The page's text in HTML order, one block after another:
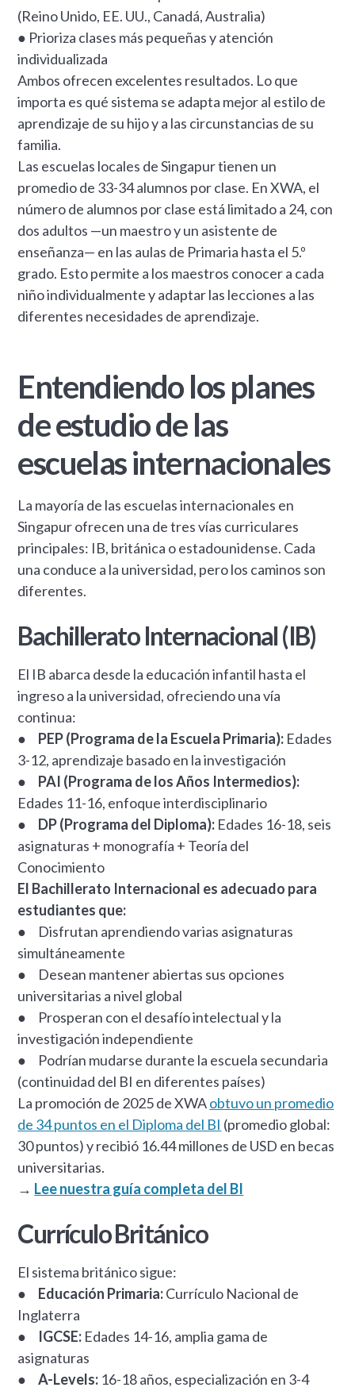
(Reino Unido, EE. UU., Canadá, Australia)
● Prioriza clases más pequeñas y atención
individualizada
Ambos ofrecen excelentes resultados. Lo que
importa es qué sistema se adapta mejor al estilo de
aprendizaje de su hijo y a las circunstancias de su
familia.
Las escuelas locales de Singapur tienen un
promedio de 33-34 alumnos por clase. En XWA, el
número de alumnos por clase está limitado a 24, con
dos adultos —un maestro y un asistente de
enseñanza— en las aulas de Primaria hasta el 5.º
grado. Esto permite a los maestros conocer a cada
niño individualmente y adaptar las lecciones a las
diferentes necesidades de aprendizaje.
Entendiendo los planes
de estudio de las
escuelas internacionales
La mayoría de las escuelas internacionales en
Singapur ofrecen una de tres vías curriculares
principales: IB, británica o estadounidense. Cada
una conduce a la universidad, pero los caminos son
diferentes.
Bachillerato Internacional (IB)
El IB abarca desde la educación infantil hasta el
ingreso a la universidad, ofreciendo una vía
continua:
● PEP (Programa de la Escuela Primaria): Edades
3-12, aprendizaje basado en la investigación
● PAI (Programa de los Años Intermedios):
Edades 11-16, enfoque interdisciplinario
● DP (Programa del Diploma): Edades 16-18, seis
asignaturas + monografía + Teoría del
Conocimiento
El Bachillerato Internacional es adecuado para
estudiantes que:
● Disfrutan aprendiendo varias asignaturas
simultáneamente
● Desean mantener abiertas sus opciones
universitarias a nivel global
● Prosperan con el desafío intelectual y la
investigación independiente
● Podrían mudarse durante la escuela secundaria
(continuidad del BI en diferentes países)
La promoción de 2025 de XWAobtuvo un promedio
de 34 puntos en el Diploma del BI (promedio global:
30 puntos) y recibió 16.44 millones de USD en becas
universitarias.
→ Lee nuestra guía completa del BI
Currículo Británico
El sistema británico sigue:
● Educación Primaria:Currículo Nacional de
Inglaterra
● IGCSE: Edades 14-16, amplia gama de
asignaturas
●A-Levels: 16-18 años, especialización en 3-4